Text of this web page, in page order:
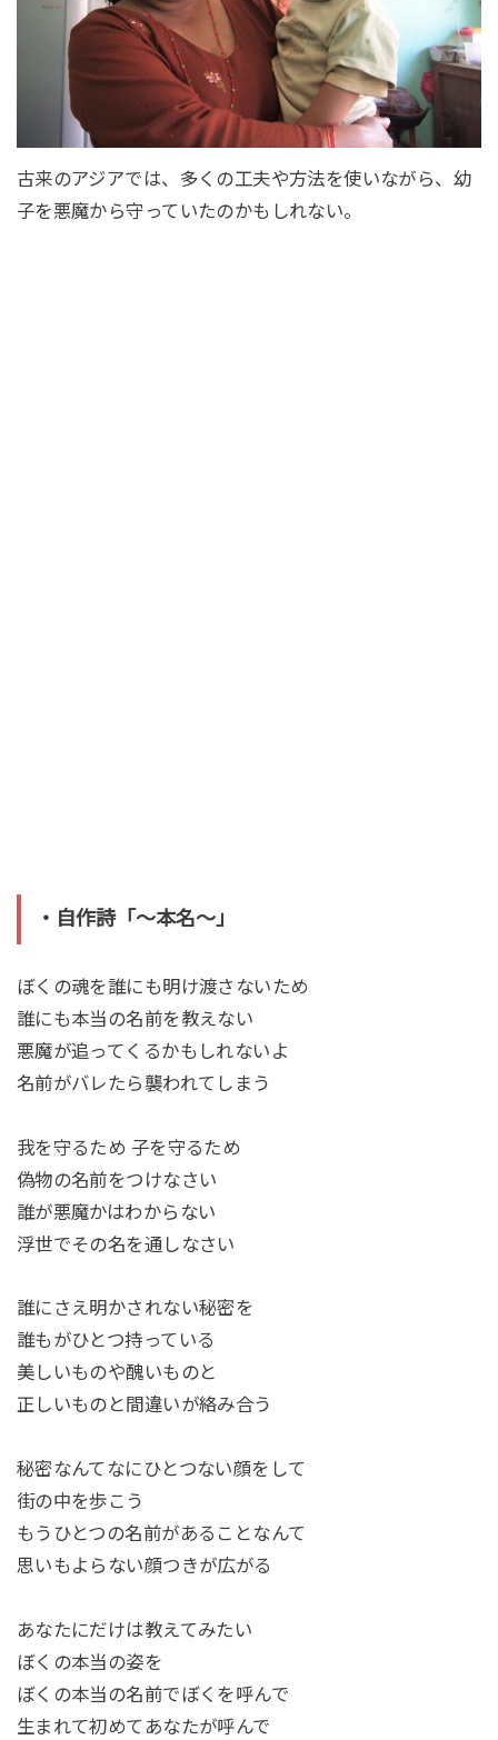
古来のアジアでは、多くの工夫や方法を使いながら、幼
子を悪魔から守っていたのかもしれない。
・自作詩「〜本名〜」
ぼくの魂を誰にも明け渡さないため
誰にも本当の名前を教えない
悪魔が追ってくるかもしれないよ
名前がバレたら襲われてしまう
我を守るため 子を守るため
偽物の名前をつけなさい
誰が悪魔かはわからない
浮世でその名を通しなさい
誰にさえ明かされない秘密を
誰もがひとつ持っている
美しいものや醜いものと
正しいものと間違いが絡み合う
秘密なんてなにひとつない顔をして
街の中を歩こう
もうひとつの名前があることなんて
思いもよらない顔つきが広がる
あなたにだけは教えてみたい
ぼくの本当の姿を
ぼくの本当の名前でぼくを呼んで
生まれて初めてあなたが呼んで